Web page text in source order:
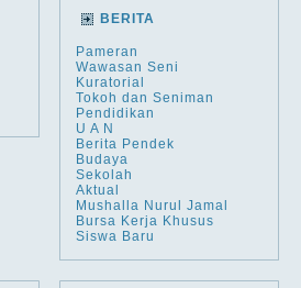
BERITA
Pameran
Wawasan Seni
Kuratorial
Tokoh dan Seniman
Pendidikan
U A N
Berita Pendek
Budaya
Sekolah
Aktual
Mushalla Nurul Jamal
Bursa Kerja Khusus
Siswa Baru